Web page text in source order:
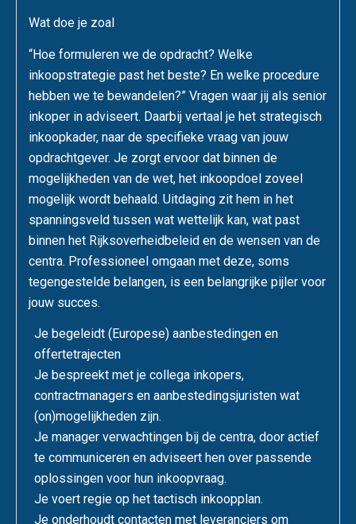
Wat doe je zoal
“Hoe formuleren we de opdracht? Welke
inkoopstrategie past het beste? En welke procedure
hebben we te bewandelen?” Vragen waar jij als senior
inkoper in adviseert. Daarbij vertaal je het strategisch
inkoopkader, naar de specifieke vraag van jouw
opdrachtgever. Je zorgt ervoor dat binnen de
mogelijkheden van de wet, het inkoopdoel zoveel
mogelijk wordt behaald. Uitdaging zit hem in het
spanningsveld tussen wat wettelijk kan, wat past
binnen het Rijksoverheidbeleid en de wensen van de
centra. Professioneel omgaan met deze, soms
tegengestelde belangen, is een belangrijke pijler voor
jouw succes.
Je begeleidt (Europese) aanbestedingen en
offertetrajecten
Je bespreekt met je collega inkopers,
contractmanagers en aanbestedingsjuristen wat
(on)mogelijkheden zijn.
Je manager verwachtingen bij de centra, door actief
te communiceren en adviseert hen over passende
oplossingen voor hun inkoopvraag.
Je voert regie op het tactisch inkoopplan.
Je onderhoudt contacten met leveranciers om